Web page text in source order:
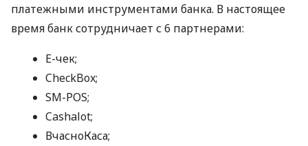
платежными инструментами банка. В настоящее
время банк сотрудничает с 6 партнерами:
E-чек;
CheckBox;
SM-POS;
Cashalot;
ВчасноКаса;